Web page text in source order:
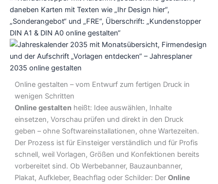
Online gestalten – vom Entwurf zum fertigen Druck in
wenigen Schritten
Online gestalten heißt: Idee auswählen, Inhalte
einsetzen, Vorschau prüfen und direkt in den Druck
geben – ohne Softwareinstallationen, ohne Wartezeiten.
Der Prozess ist für Einsteiger verständlich und für Profis
schnell, weil Vorlagen, Größen und Konfektionen bereits
vorbereitet sind. Ob Werbebanner, Bauzaunbanner,
Plakat, Aufkleber, Beachflag oder Schilder: Der Online